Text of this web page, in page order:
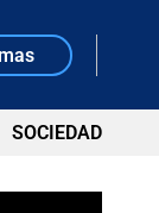
SOCIEDAD